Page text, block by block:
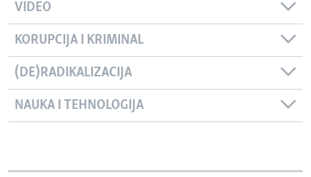
VIDEO
KORUPCIJA I KRIMINAL
(DE)RADIKALIZACIJA
NAUKA I TEHNOLOGIJA